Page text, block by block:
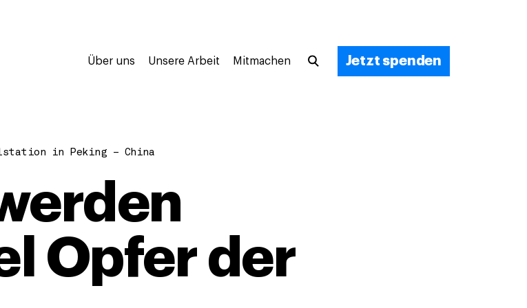
Über uns Unsere Arbeit Mitmachen Jetzt spenden
in Peking – China
Opfer der